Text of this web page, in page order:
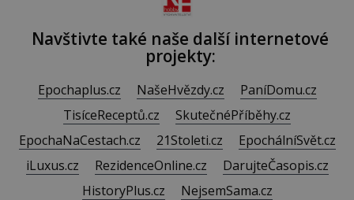
Navštivte také naše další internetové
projekty:
Epochaplus.cz NašeHvězdy.cz
PaníDomu.cz
TisíceReceptů.cz
SkutečnéPříběhy.cz
EpochaNaCestach.cz
21Stoleti.cz
EpochálníSvět.cz
iLuxus.cz
RezidenceOnline.cz
DarujteČasopis.cz
HistoryPlus.cz
NejsemSama.cz